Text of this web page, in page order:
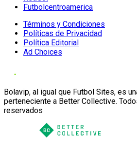
Futbolcentroamerica
Términos y Condiciones
Políticas de Privacidad
Política Editorial
Ad Choices
Bolavip, al igual que Futbol Sites, es
perteneciente a Better Collective.
reservados